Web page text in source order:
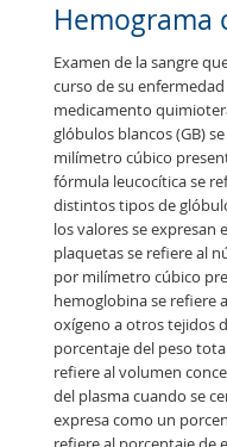
Hemograma
Examen de lasangrequ
curso desu enfermedad
medicamento quimioter
glóbulos blancos(GB)se
milímetro cúbico presen
fórmula leucocíticase re
distintostiposdeglóbul
losvaloresseexpresan e
plaquetasse refereal n
por milímetro cúbico pre
hemoglobinase referea
oxígeno aotrostejidosd
porcentajedel peso tota
referealvolumen conce
del plasmacuando sece
expresacomo un porcen